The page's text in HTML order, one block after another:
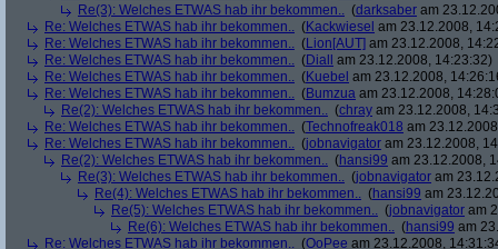
Re(3): Welches ETWAS hab ihr bekommen.. (darksaber am
Re: Welches ETWAS hab ihr bekommen.. (Kackwiesel am 23.12.2008,
Re: Welches ETWAS hab ihr bekommen.. (Lion[AUT] am 23.12.2008,
Re: Welches ETWAS hab ihr bekommen.. (Diall
am 23.12.2008, 14:23:32)
Re: Welches ETWAS hab ihr bekommen.. (Kuebel am 23.12.2008,
Re: Welches ETWAS hab ihr bekommen.. (Bumzua am 23.12.2008,
Re(2): Welches ETWAS hab ihr bekommen.. (chray am 23.12.2008,
Re: Welches ETWAS hab ihr bekommen.. (Technofreak018 am
Re: Welches ETWAS hab ihr bekommen.. (jobnavigator am 23.12.2008,
Re(2): Welches ETWAS hab ihr bekommen.. (hansi99 am 23.12.2008,
Re(3): Welches ETWAS hab ihr bekommen.. (jobnavigator am
Re(4): Welches ETWAS hab ihr bekommen.. (hansi99 am
Re(5): Welches ETWAS hab ihr bekommen.. (jobnavigator am
Re(6): Welches ETWAS hab ihr bekommen.. (hansi99 am
Re: Welches ETWAS hab ihr bekommen.. (OoPee am 23.12.2008,